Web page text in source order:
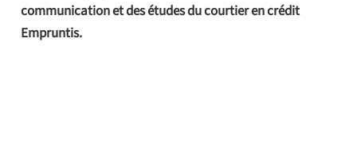
communication et des études du courtier en crédit
Empruntis.